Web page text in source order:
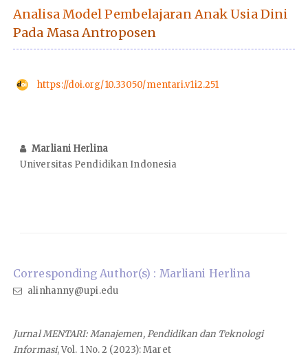
Analisa Model Pembelajaran Anak Usia Dini
Pada Masa Antroposen
https://doi.org/10.33050/mentari.v1i2.251
Marliani Herlina
Universitas Pendidikan Indonesia
Corresponding Author(s) : Marliani Herlina
alinhanny@upi.edu
Jurnal MENTARI: Manajemen, Pendidikan dan Teknologi
Informasi, Vol. 1 No. 2 (2023): Maret